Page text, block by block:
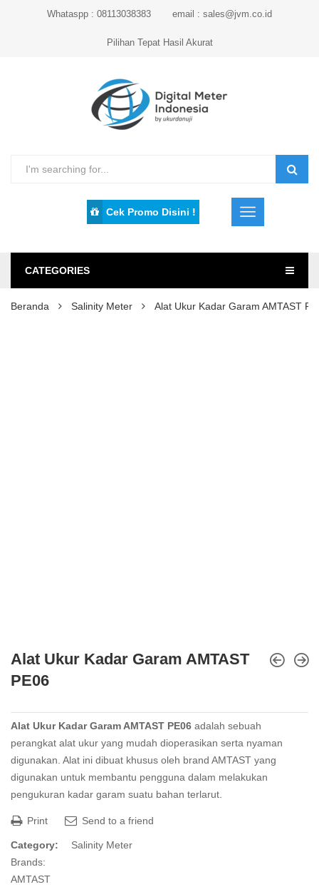
Whataspp : 08113038383 email : sales@jvm.co.id
Pilihan Tepat Hasil Akurat
Cek Promo Disini !
CATEGORIES
Beranda Salinity Meter Alat Ukur Kadar Garam AMTAST
Alat Ukur Kadar Garam AMTAST
PE06
Alat Ukur Kadar Garam AMTAST PE06 adalah sebuah
perangkat alat ukur yang mudah dioperasikan serta nyaman
digunakan. Alat ini dibuat khusus oleh brand AMTAST yang
digunakan untuk membantu pengguna dalam melakukan
pengukuran kadar garam suatu bahan terlarut.
Print Send to a friend
Category:
Salinity Meter
Brands:
AMTAST